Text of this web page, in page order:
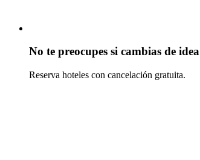
No te preocupes si cambias de idea
Reserva hoteles con cancelación gratuita.